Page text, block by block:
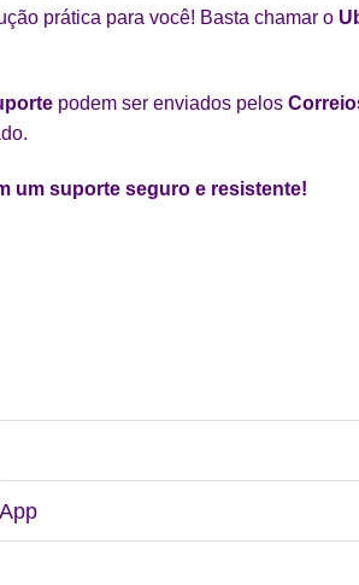
prática para você! Basta chamar o
podem ser enviados pelos
um suporte seguro e resistente!